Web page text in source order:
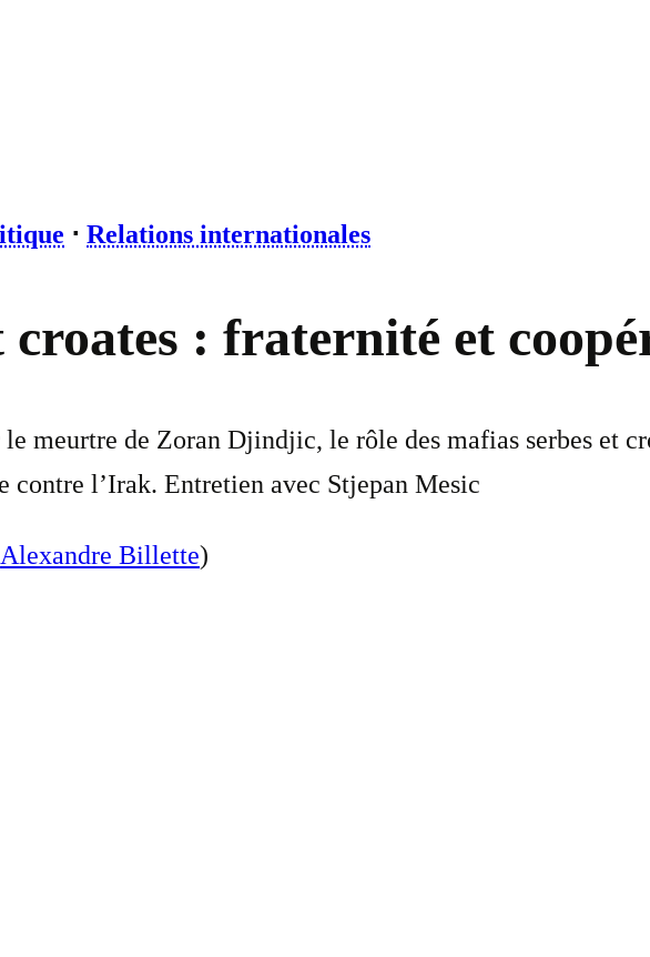
⋅ Relations internationales
croates : fraternité et
meurtre de Zoran Djindjic, le rôle des mafias serbes et
contre l’Irak. Entretien avec Stjepan Mesic
Alexandre Billette)